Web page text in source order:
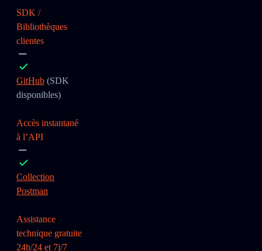
SDK /
Bibliothèques
clientes
GitHub (SDK
disponibles)
Accès instantané
à l’API
Collection
Postman
Assistance
technique gratuite
24h/24 et 7j/7